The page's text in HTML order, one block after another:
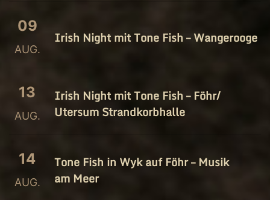
09
AUG.
Irish Night mit Tone Fish – Wangerooge
13
AUG.
Irish Night mit Tone Fish – Föhr/​
Utersum Strandkorbhalle
14
AUG.
Tone Fish in Wyk auf Föhr – Musik
am Meer